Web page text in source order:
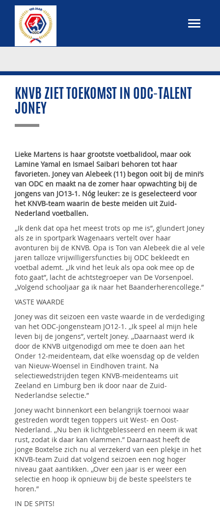
KNVB ZIET TOEKOMST IN ODC-TALENT
JONEY
Lieke Martens is haar grootste voetbalidool, maar ook
Lamine Yamal en Ismael Saibari behoren tot haar
favorieten. Joney van Alebeek (11) begon ooit bij de mini’s
van ODC en maakt na de zomer haar opwachting bij de
jongens van JO13-1. Nóg leuker: ze is geselecteerd voor
het KNVB-team waarin de beste meiden uit Zuid-
Nederland voetballen.
,,Ik denk dat opa het meest trots op me is”, glundert Joney
als ze in sportpark Wagenaars vertelt over haar
avonturen bij de KNVB. Opa is Ton van Alebeek die al vele
jaren talloze vrijwilligersfuncties bij ODC bekleedt en
voetbal ademt. ,,Ik vind het leuk als opa ook mee op de
foto gaat”, lacht de achtstegroeper van De Vorsenpoel.
,,Volgend schooljaar ga ik naar het Baanderherencollege.”
VASTE WAARDE
Joney was dit seizoen een vaste waarde in de verdediging
van het ODC-jongensteam JO12-1. ,,Ik speel al mijn hele
leven bij de jongens”, vertelt Joney. ,,Daarnaast werd ik
door de KNVB uitgenodigd om mee te doen aan het
Onder 12-meidenteam, dat elke woensdag op de velden
van Nieuw-Woensel in Eindhoven traint. Na
selectiewedstrijden tegen KNVB-meidenteams uit
Zeeland en Limburg ben ik door naar de Zuid-
Nederlandse selectie.”
Joney wacht binnenkort een belangrijk toernooi waar
gestreden wordt tegen toppers uit West- en Oost-
Nederland. ,,Nu ben ik lichtgeblesseerd en neem ik wat
rust, zodat ik daar kan vlammen.” Daarnaast heeft de
jonge Boxtelse zich nu al verzekerd van een plekje in het
KNVB-team Zuid dat volgend seizoen een nog hoger
niveau gaat aantikken. ,,Over een jaar is er weer een
selectie en hoop ik opnieuw bij de beste speelsters te
horen.”
IN DE SPITS!